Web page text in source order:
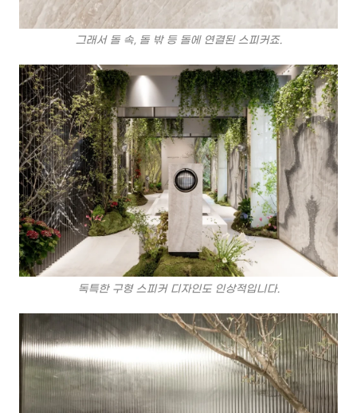
그래서 돌 속, 돌 밖 등 돌에 연결된 스피커죠.
독특한 구형 스피커 디자인도 인상적입니다.